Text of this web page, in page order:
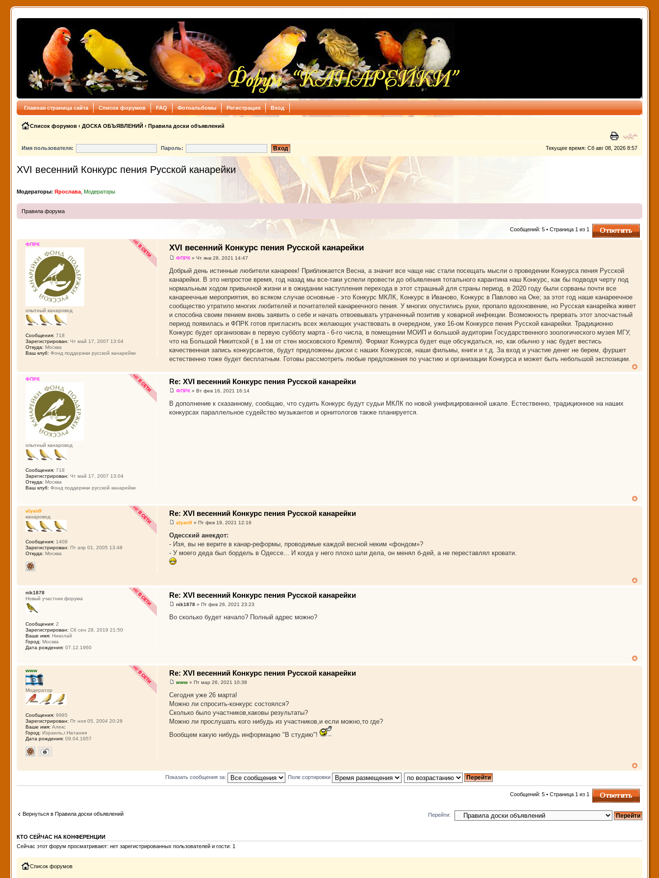
Главная страница сайта Список форумов FAQ Фотоальбомы Регистрация Вход
Список форумов ‹ ДОСКА ОБЪЯВЛЕНИЙ ‹ Правила доски объявлений
Текущее время: Сб авг 08, 2026 8:57
Имя пользователя: Пароль:
XVI весенний Конкурс пения Русской канарейки
Модераторы: Ярослава, Модераторы
Правила форума
Ответить
Сообщений: 5 • Страница 1 из 1
XVI весенний Конкурс пения Русской канарейки
ФПРК » Чт янв 28, 2021 14:47
Добрый день истинные любители канареек! Приближается Весна, а значит все чаще нас стали посещать мысли о проведении Конкурса пения Русской
канарейки. В это непростое время, год назад мы все-таки успели провести до объявления тотального карантина наш Конкурс, как бы подводя черту под
нормальным ходом привычной жизни и в ожидании наступления перехода в этот страшный для страны период. в 2020 году были сорваны почти все
канареечные мероприятия, во всяком случае основные - это Конкурс МКЛК, Конкурс в Иваново, Конкурс в Павлово на Оке; за этот год наше канареечное
сообщество утратило многих любителей и почитателей канареечного пения. У многих опустились руки, пропало вдохновение, но Русская канарейка живет
и способна своим пением вновь заявить о себе и начать отвоевывать утраченный позитив у коварной инфекции. Возможность прервать этот злосчастный
период появилась и ФПРК готов пригласить всех желающих участвовать в очередном, уже 16-ом Конкурсе пения Русской канарейки. Традиционно
Конкурс будет организован в первую субботу марта - 6-го числа, в помещении МОИП и большой аудитории Государственного зоологического музея МГУ,
что на Большой Никитской ( в 1 км от стен московского Кремля). Формат Конкурса будет еще обсуждаться, но, как обычно у нас будет вестись
качественная запись конкурсантов, будут предложены диски с наших Конкурсов, наши фильмы, книги и т.д. За вход и участие денег не берем, фуршет
естественно тоже будет бесплатным. Готовы рассмотреть любые предложения по участию и организации Конкурса и может быть небольшой экспозиции.
ФПРК
опытный канаровод
Сообщения: 718
Зарегистрирован: Чт май 17, 2007 13:04
Откуда: Москва
Ваш клуб: Фонд поддержки русской канарейки
Re: XVI весенний Конкурс пения Русской канарейки
ФПРК » Вт фев 16, 2021 16:14
В дополнение к сказанному, сообщаю, что судить Конкурс будут судьи МКЛК по новой унифицированной шкале. Естественно, традиционное на наших
конкурсах параллельное судейство музыкантов и орнитологов также планируется.
ФПРК
опытный канаровод
Сообщения: 718
Зарегистрирован: Чт май 17, 2007 13:04
Откуда: Москва
Ваш клуб: Фонд поддержки русской канарейки
Re: XVI весенний Конкурс пения Русской канарейки
alyan9 » Пт фев 19, 2021 12:16
Одесский анекдот:
- Изя, вы не верите в канар-реформы, проводимые каждой весной неким «фондом»?
- У моего деда был бордель в Одессе... И когда у него плохо шли дела, он менял б-дей, а не переставлял кровати.
alyan9
канаровод
Сообщения: 1408
Зарегистрирован: Пт апр 01, 2005 13:48
Откуда: Москва
Re: XVI весенний Конкурс пения Русской канарейки
nik1878 » Пт фев 26, 2021 23:23
Во сколько будет начало? Полный адрес можно?
nik1878
Новый участник форума
Сообщения: 2
Зарегистрирован: Сб сен 28, 2019 21:50
Ваше имя: Николай
Город: Москва
Дата рождения: 07.12.1960
Re: XVI весенний Конкурс пения Русской канарейки
www » Пт мар 26, 2021 10:38
Сегодня уже 26 марта!
Можно ли спросить-конкурс состоялся?
Сколько было участников,каковы результаты?
Можно ли прослушать кого нибудь из участников,и если можно,то где?
Вообщем какую нибудь информацию "В студию"!
www
Модератор
Сообщения: 9985
Зарегистрирован: Пт ноя 05, 2004 20:28
Ваше имя: Алекс
Город: Израиль,г.Натания
Дата рождения: 09.04.1957
Показать сообщения за: Поле сортировки
Ответить
Сообщений: 5 • Страница 1 из 1
Вернуться в Правила доски объявлений Перейти:
КТО СЕЙЧАС НА КОНФЕРЕНЦИИ
Сейчас этот форум просматривают: нет зарегистрированных пользователей и гости: 1
Список форумов